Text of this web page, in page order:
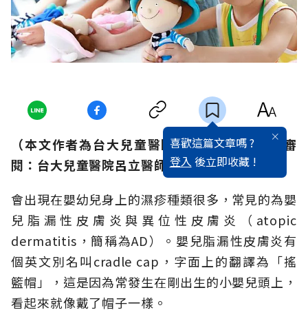
喜歡這篇文章嗎 ?
登入 後立即收藏 !
（本文作者為台大兒童醫院研究助理柯婉真／審
閱：台大兒童醫院呂立醫師）
會出現在嬰幼兒身上的濕疹種類很多，常見的為嬰
兒脂漏性皮膚炎與異位性皮膚炎（atopic
dermatitis，簡稱為AD）。嬰兒脂漏性皮膚炎有
個英文別名叫cradle cap，字面上的翻譯為「搖
籃帽」，這是因為常發生在剛出生的小嬰兒頭上，
看起來就像戴了帽子一樣。